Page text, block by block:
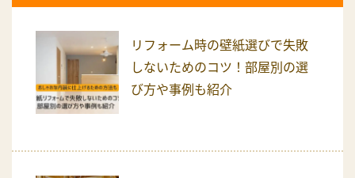
リフォーム時の壁紙選びで失敗
しないためのコツ！部屋別の選
び方や事例も紹介